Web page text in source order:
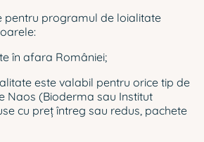
pentru programul de loialitate
în afara României;
este valabil pentru orice tip de
Naos (Bioderma sau Institut
cu preţ întreg sau redus, pachete